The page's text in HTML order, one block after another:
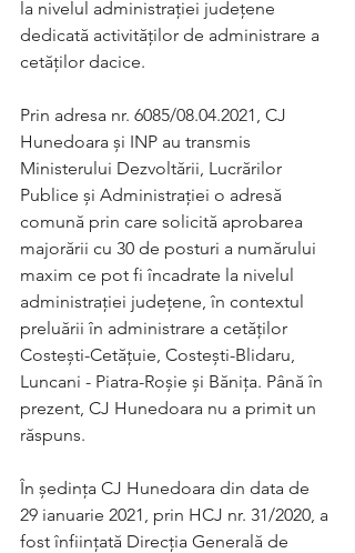
la nivelul administrației județene
dedicată activităților de administrare a
cetăților dacice.
Prin adresa nr. 6085/08.04.2021, CJ
Hunedoara și INP au transmis
Ministerului Dezvoltării, Lucrărilor
Publice și Administrației o adresă
comună prin care solicită aprobarea
majorării cu 30 de posturi a numărului
maxim ce pot fi încadrate la nivelul
administrației județene, în contextul
preluării în administrare a cetăților
Costești-Cetățuie, Costești-Blidaru,
Luncani - Piatra-Roșie și Bănița. Până în
prezent, CJ Hunedoara nu a primit un
răspuns.
În ședința CJ Hunedoara din data de
29 ianuarie 2021, prin HCJ nr. 31/2020, a
fost înființată Direcția Generală de